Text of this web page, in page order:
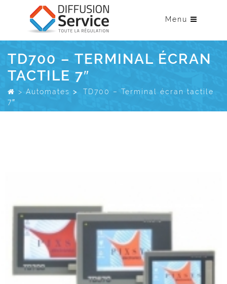
Menu
TD700 – TERMINAL ÉCRAN
TACTILE 7″
> Automates >
TD700 – Terminal écran tactile
7″